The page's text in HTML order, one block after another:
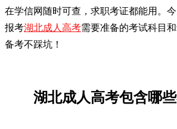
在学信网随时可查，求职考证都能用。
报考湖北成人高考需要准备的考试科目
备考不踩坑！
湖北成人高考包含哪